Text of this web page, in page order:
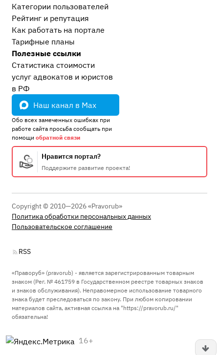
Категории пользователей
Рейтинг и репутация
Как работать на портале
Тарифные планы
Полезные ссылки
Статистика стоимости
услуг адвокатов и юристов
в РФ
Наш канал в Max
Обо всех замеченных ошибках при
работе сайта просьба сообщать при
помощи обратной связи
Нравится портал?
Поддержите развитие проекта!
Copyright © 2010—2026 «Pravorub»
Политика обработки персональных данных
Пользовательское соглашение
RSS
«Праворуб» (pravorub) - является зарегистрированным товарным
знаком (Рег. № 461759 в Государственном реестре товарных знаков
и знаков обслуживания). Неправомерное использование товарного
знака будет преследоваться по закону. При любом копировании
материалов сайта, активная ссылка на "https://pravorub.ru/"
обязательна!
16+